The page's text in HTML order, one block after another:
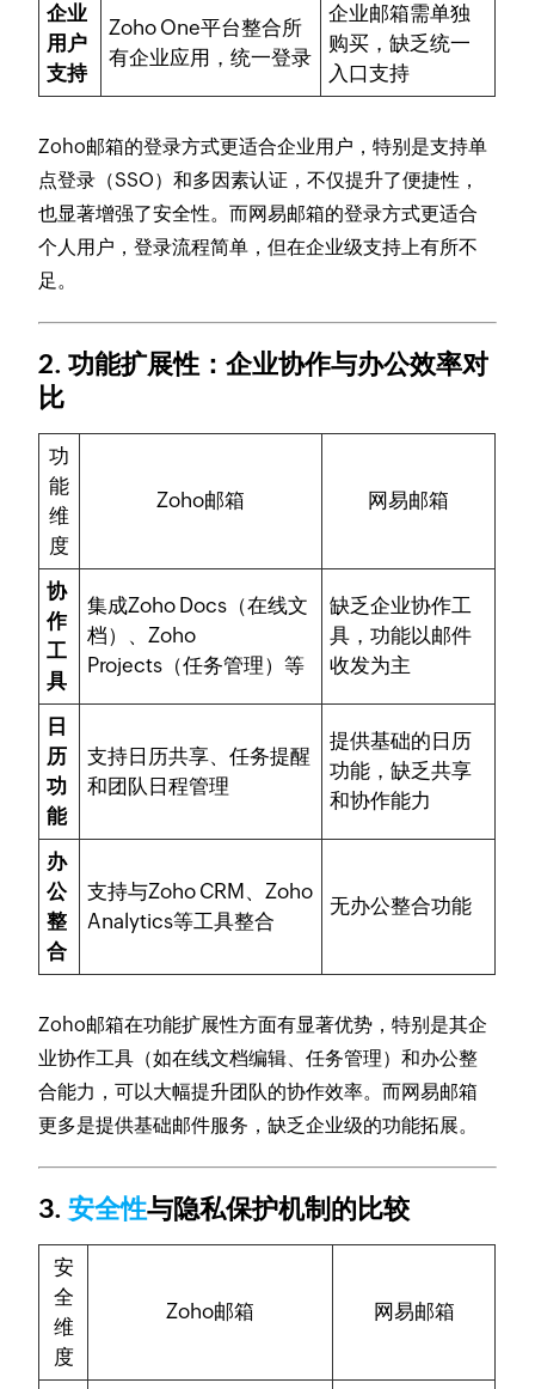
企业
用户
支持
Zoho One平台整合所
有企业应用，统一登录
企业邮箱需单独
购买，缺乏统一
入口支持
Zoho邮箱的登录方式更适合企业用户，特别是支持单
点登录（SSO）和多因素认证，不仅提升了便捷性，
也显著增强了安全性。而网易邮箱的登录方式更适合
个人用户，登录流程简单，但在企业级支持上有所不
足。
2. 功能扩展性：企业协作与办公效率对
比
功
能
维
度
Zoho邮箱 网易邮箱
协
作
工
具
集成Zoho Docs（在线文
档）、Zoho
Projects（任务管理）等
缺乏企业协作工
具，功能以邮件
收发为主
日
历
功
能
支持日历共享、任务提醒
和团队日程管理
提供基础的日历
功能，缺乏共享
和协作能力
办
公
整
合
支持与Zoho CRM、Zoho
Analytics等工具整合
无办公整合功能
Zoho邮箱在功能扩展性方面有显著优势，特别是其企
业协作工具（如在线文档编辑、任务管理）和办公整
合能力，可以大幅提升团队的协作效率。而网易邮箱
更多是提供基础邮件服务，缺乏企业级的功能拓展。
3.安全性与隐私保护机制的比较
安
全
维
度
Zoho邮箱 网易邮箱